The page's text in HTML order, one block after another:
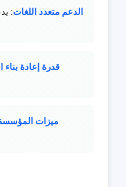
الدعم متعدد اللغات
قدرة إعادة بناء
ميزات